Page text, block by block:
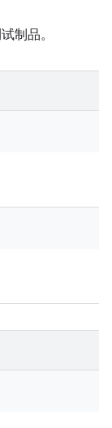
制品。